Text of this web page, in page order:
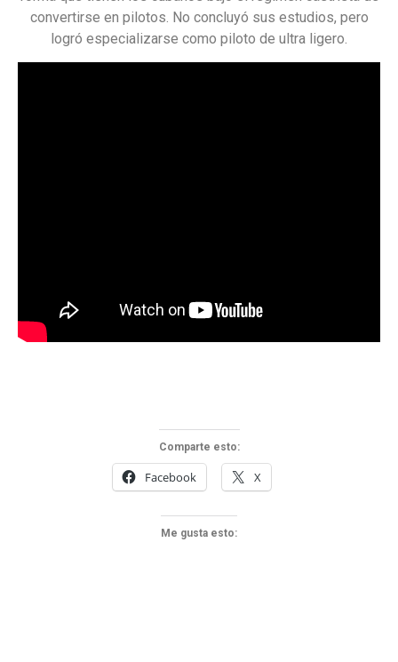
convertirse en pilotos. No concluyó sus estudios, pero
logró especializarse como piloto de ultra ligero.
Comparte esto:
Facebook X
Me gusta esto: